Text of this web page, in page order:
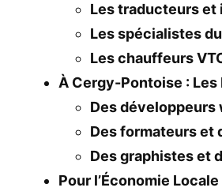
Les traducteurs et
Les spécialistes
Les chauffeurs
À Cergy-Pontoise :
Des développeurs
Des formateurs et
Des graphistes et
Pour l’Économie